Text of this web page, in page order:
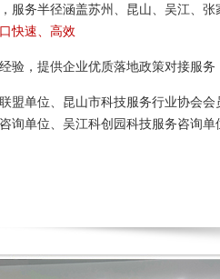
，服务半径涵盖苏州、昆山、吴江、
快速、高效
验，提供企业优质落地政策对接服务
盟单位、昆山市科技服务行业协会
询单位、吴江科创园科技服务咨询